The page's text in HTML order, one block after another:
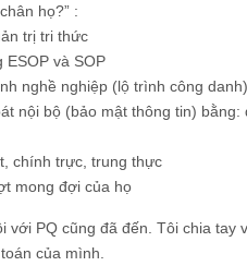
họ?” :
trị tri thức
ESOP và SOP
nghề nghiệp (lộ trình công danh)
nội bộ (bảo mật thông tin)
chính trực, trung thực
mong đợi của họ
với PQ cũng đã đến. Tôi chia tay
của mình.